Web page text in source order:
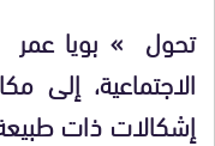
تحول » بويا
الاجتماعية، إلى
إشكالات ذات